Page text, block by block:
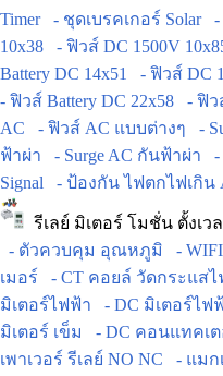
Timer
- ชุดเบรคเกอร์ Solar
-
10x38
- ฟิวส์ DC 1500V
Battery DC 14x51
- ฟิวส์ DC
- ฟิวส์ Battery DC 22x58
- ฟิว
AC
- ฟิวส์ AC แบบต่างๆ
-
ฟ้าผ่า
- Surge AC กันฟ้าผ่า
-
Signal
- ป้องกัน ไฟตกไฟเกิน
รีเลย์ มิเตอร์ โมชั่น ตั้งเว
- ตัวควบคุม อุณหภูมิ
-
เมอร์
- CT คอยล์ วัดกระแสไ
มิเตอร์ไฟฟ้า
- DC มิเตอร์ไฟ
มิเตอร์ เข็ม
- DC คอนแทคเต
เพาเวอร์ รีเลย์ NO NC
- แมก